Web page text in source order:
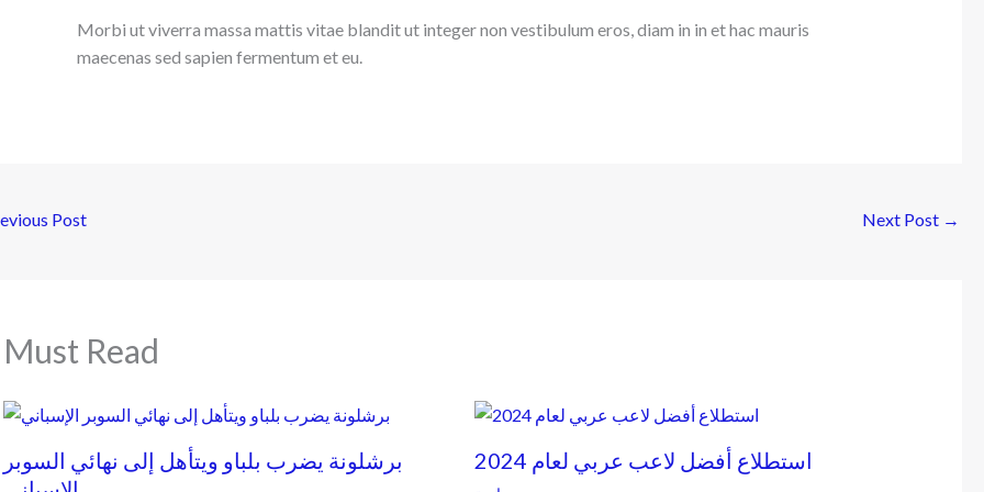
Morbi ut viverra massa mattis vitae blandit ut integer non vestibulum eros, diam in in et hac mauris
maecenas sed sapien fermentum et eu.
Post Next Post →
Must Read
برشلونة يضرب بلباو ويتأهل إلى نهائي السوبر
2024 استطلاع أفضل لاعب عربي لعام